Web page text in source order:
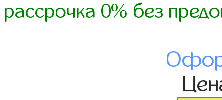
рассрочка 0% без